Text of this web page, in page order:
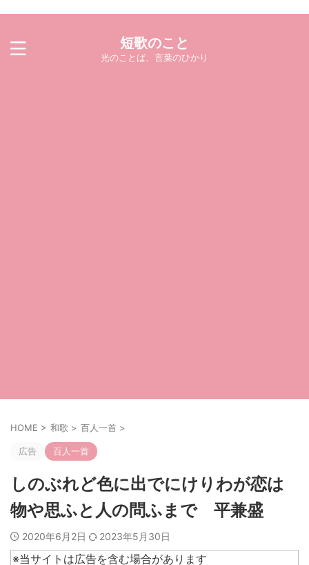
短歌のこと
光のことば、言葉のひかり
HOME > 和歌 > 百人一首 >
広告 百人一首
しのぶれど色に出でにけりわが恋は
物や思ふと人の問ふまで 平兼盛
2020年6月2日 2023年5月30日
※当サイトは広告を含む場合があります